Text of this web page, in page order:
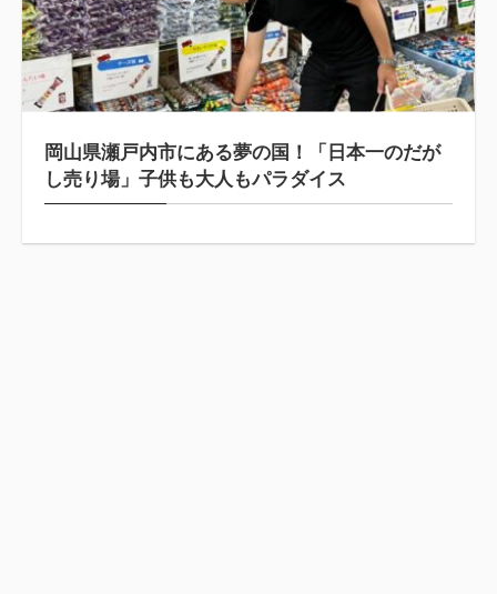
岡山県瀬戸内市にある夢の国！「日本一のだが
し売り場」子供も大人もパラダイス